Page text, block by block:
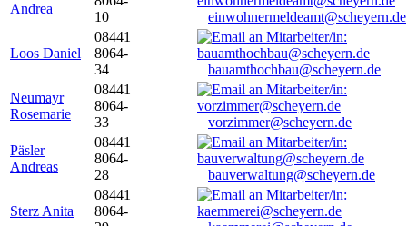
Andrea
10
einwohnermeldeamt@scheyern.de
Loos Daniel
08441
8064-
34
bauamthochbau@scheyern.de
Neumayr
Rosemarie
08441
8064-
33
vorzimmer@scheyern.de
Päsler
Andreas
08441
8064-
28
bauverwaltung@scheyern.de
Sterz Anita
08441
8064-